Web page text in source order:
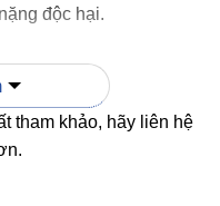
độc hại.
gián đoạn công
điện VLD-BK
ánh sáng thông
tham khảo, hãy liên hệ